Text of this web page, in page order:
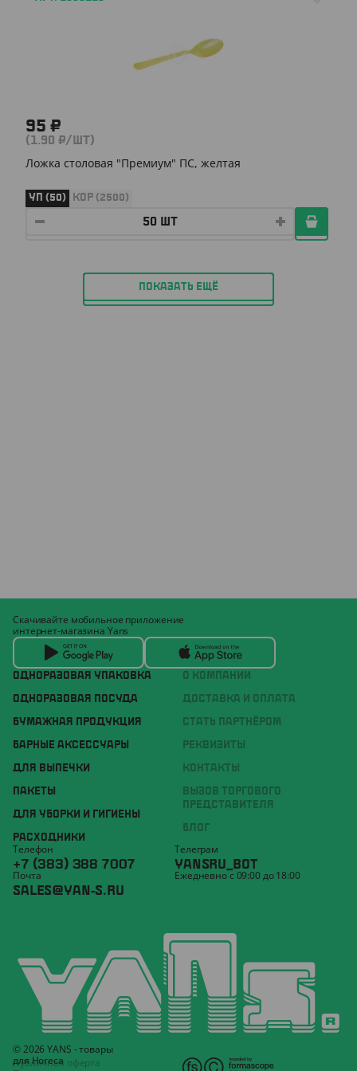
95 ₽
(1.90 ₽/ШТ)
Ложка столовая "Премиум" ПС, желтая
УП (50) КОР (2500)
ПОКАЗАТЬ ЕЩЁ
ОДНОРАЗОВАЯ УПАКОВКА
ОДНОРАЗОВАЯ ПОСУДА
БУМАЖНАЯ ПРОДУКЦИЯ
БАРНЫЕ АКСЕССУАРЫ
ДЛЯ ВЫПЕЧКИ
ПАКЕТЫ
ДЛЯ УБОРКИ И ГИГИЕНЫ
РАСХОДНИКИ
О КОМПАНИИ
ДОСТАВКА И ОПЛАТА
СТАТЬ ПАРТНЁРОМ
РЕКВИЗИТЫ
КОНТАКТЫ
ВЫЗОВ ТОРГОВОГО
ПРЕДСТАВИТЕЛЯ
БЛОГ
Скачивайте мобильное приложение
интернет-магазина Yans
Телефон
+7 (383) 388 7007
Телеграм
YANSRU_BOT
Почта
SALES@YAN-S.RU
Ежедневно с 09:00 до 18:00
© 2026 YANS - товары
для Horeca
Публичная оферта